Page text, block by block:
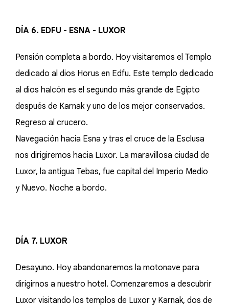
DÍA 6. EDFU - ESNA - LUXOR
Pensión completa a bordo. Hoy visitaremos el Templo
dedicado al dios Horus en Edfu. Este templo dedicado
al dios halcón es el segundo más grande de Egipto
después de Karnak y uno de los mejor conservados.
Regreso al crucero.
Navegación hacia Esna y tras el cruce de la Esclusa
nos dirigiremos hacia Luxor. La maravillosa ciudad de
Luxor, la antigua Tebas, fue capital del Imperio Medio
y Nuevo. Noche a bordo.
DÍA 7. LUXOR
Desayuno. Hoy abandonaremos la motonave para
dirigirnos a nuestro hotel. Comenzaremos a descubrir
Luxor visitando los templos de Luxor y Karnak, dos de